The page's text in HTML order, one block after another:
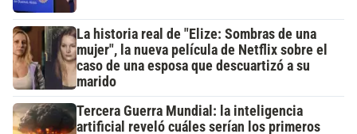
La historia real de "Elize: Sombras de una
mujer", la nueva película de Netflix sobre el
caso de una esposa que descuartizó a su
marido
Tercera Guerra Mundial: la inteligencia
artificial reveló cuáles serían los primeros